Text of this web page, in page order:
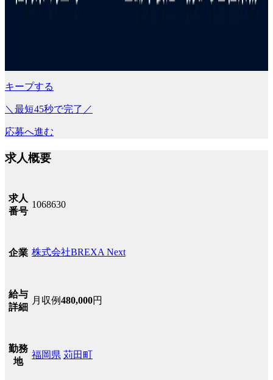
キープする
＼最短45秒で完了／
応募へ進む
求人概要
求人
番号
1068630
企業 株式会社BREXA Next
給与
詳細
月収例480,000円
勤務
地
福岡県 苅田町